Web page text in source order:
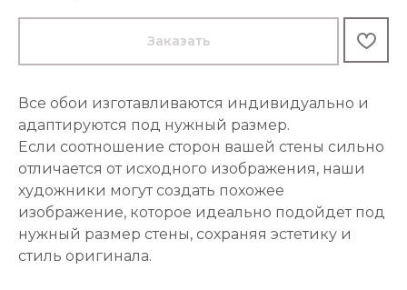
Заказать
Все обои изготавливаются индивидуально и
адаптируются под нужный размер.
Если соотношение сторон вашей стены сильно
отличается от исходного изображения, наши
художники могут создать похожее
изображение, которое идеально подойдет под
нужный размер стены, сохраняя эстетику и
стиль оригинала.